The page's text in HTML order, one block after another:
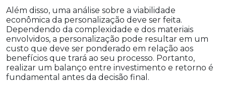
Além disso, uma análise sobre a viabilidade
econômica da personalização deve ser feita.
Dependendo da complexidade e dos materiais
envolvidos, a personalização pode resultar em um
custo que deve ser ponderado em relação aos
benefícios que trará ao seu processo. Portanto,
realizar um balanço entre investimento e retorno é
fundamental antes da decisão final.